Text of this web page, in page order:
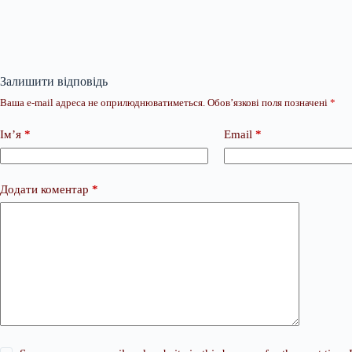
Залишити відповідь
Ваша e-mail адреса не оприлюднюватиметься. Обов’язкові поля позначені *
Ім’я * Email *
Додати коментар *